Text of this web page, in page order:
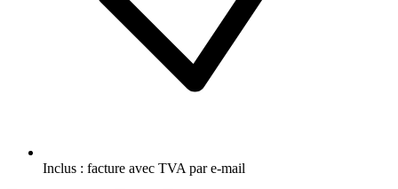
Inclus : facture avec TVA par e-mail